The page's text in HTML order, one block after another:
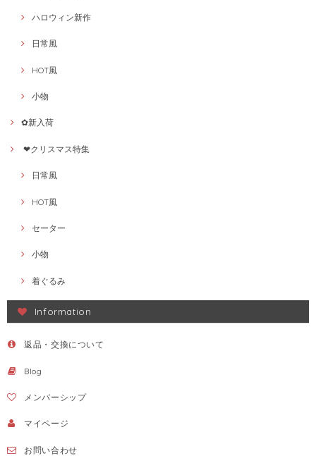
ハロウィン新作
日常風
HOT風
小物
✿新入荷
❤クリスマス特集
日常風
HOT風
セーター
小物
着ぐるみ
Information
返品・交換について
Blog
メンバーシップ
マイページ
お問い合わせ